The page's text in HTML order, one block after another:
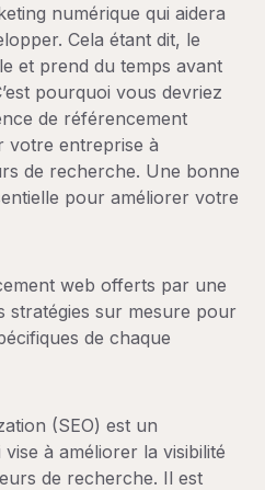
numérique qui aidera
Cela étant dit, le
et prend du temps avant
pourquoi vous devriez
de référencement
votre entreprise à
de recherche. Une bonne
pour améliorer votre
web offerts par une
stratégies sur mesure pour
de chaque
(SEO) est un
à améliorer la visibilité
de recherche. Il est